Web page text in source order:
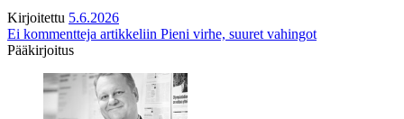
Kirjoitettu 5.6.2026
Ei kommentteja artikkeliin Pieni virhe, suuret vahingot
Pääkirjoitus